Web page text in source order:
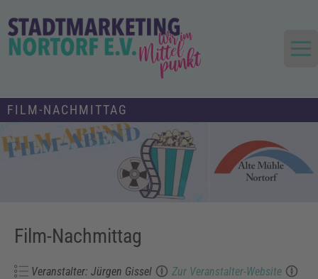
content
Stadtmarketing und Tourismus
Nortorf und Umland e.V.
FILM-NACHMITTAG
Film-Nachmittag
Veranstalter: Jürgen Gissel
Zur Veranstalter-Website